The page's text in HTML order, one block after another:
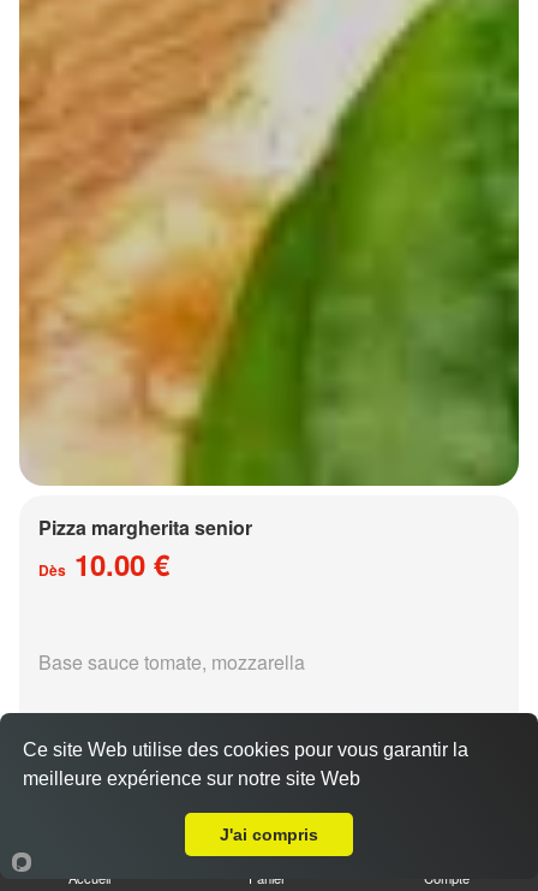
Pizza margherita senior
Dès 10.00 €
Base sauce tomate, mozzarella
15.00 €
Accueil Panier Compte
Ce site Web utilise des cookies pour vous garantir la
meilleure expérience sur notre site Web
J'ai compris